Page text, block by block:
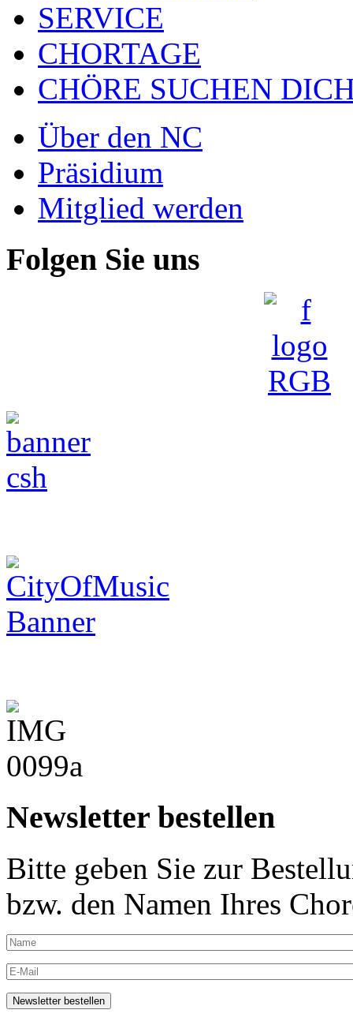
SERVICE
CHORTAGE
CHÖRE SUCHEN
Über den NC
Präsidium
Mitglied werden
Folgen Sie uns
Newsletter bestellen
Bitte geben Sie zur
bzw. den Namen Ihres